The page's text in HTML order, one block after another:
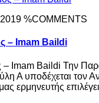
%COMMENTS
– Imam Baildi
– Imam Baildi Την
Α υποδέχεται τον
ερμηνευτής